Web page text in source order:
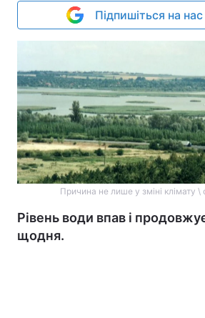
Підпишіться на
Причина не лише у зміні клімату \
Рівень води впав і
щодня.